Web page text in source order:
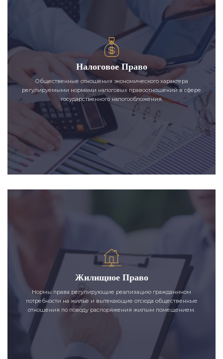
Налоговое Право
Общественные отношения экономического характера
регулируемыми нормами налоговых правоотношений в сфере
государственного налогообложения.
Жилищное Право
Нормы права регулирующие реализацию гражданином
потребности на жилье и вытекающие отсюда общественные
отношения по поводу распоряжения жилым помещением.